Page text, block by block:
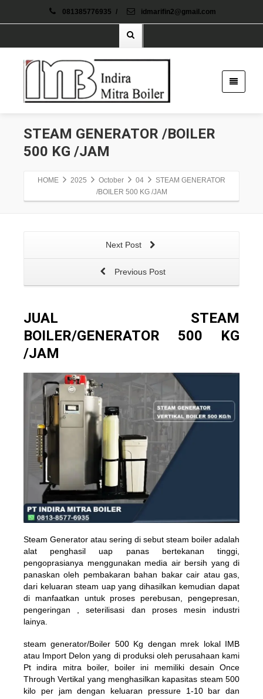
081385776935 / idmarifin2@gmail.com
STEAM GENERATOR /BOILER
500 KG /JAM
HOME 2025 October 04
STEAM GENERATOR
/BOILER 500 KG /JAM
Next Post
Previous Post
JUAL STEAM
BOILER/GENERATOR 500 KG
/JAM
Steam Generator atau sering di sebut steam boiler adalah
alat penghasil uap panas bertekanan tinggi,
pengoprasianya menggunakan media air bersih yang di
panaskan oleh pembakaran bahan bakar cair atau gas,
dari keluaran steam uap yang dihasilkan kemudian dapat
di manfaatkan untuk proses perebusan, pengepresan,
pengeringan , seterilisasi dan proses mesin industri
lainya.
steam generator/Boiler 500 Kg dengan mrek lokal IMB
atau Import Delon yang di produksi oleh perusahaan kami
Pt indira mitra boiler, boiler ini memiliki desain Once
Through Vertikal yang menghasilkan kapasitas steam 500
kilo per jam dengan keluaran pressure 1-10 bar dan